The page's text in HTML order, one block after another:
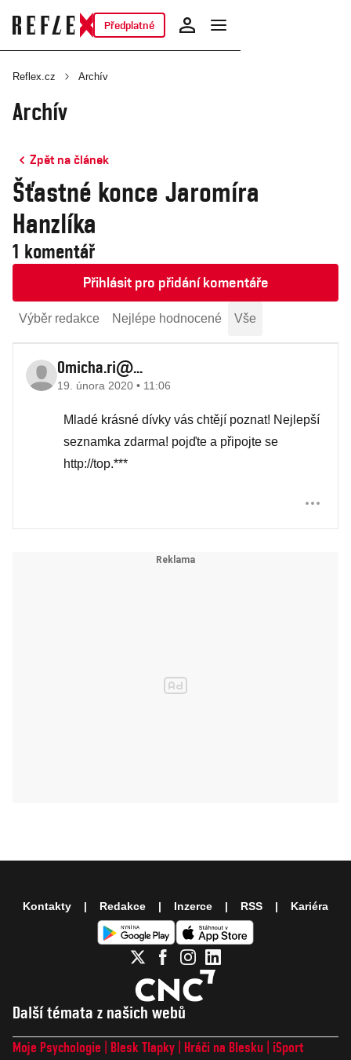
Předplatné
Reflex.cz Archív
Archív
Zpět na článek
Šťastné konce Jaromíra
Hanzlíka
1 komentář
Přihlásit pro přidání komentáře
Výběr redakce Nejlépe hodnocené Vše
0micha.ri@...
19. února 2020 • 11:06
Mladé krásné dívky vás chtějí poznat! Nejlepší
seznamka zdarma! pojďte a připojte se
http://top.***
Další témata z našich webů
Moje Psychologie Blesk Tlapky Hráči na Blesku
iSport
Kontakty Redakce Inzerce RSS Kariéra